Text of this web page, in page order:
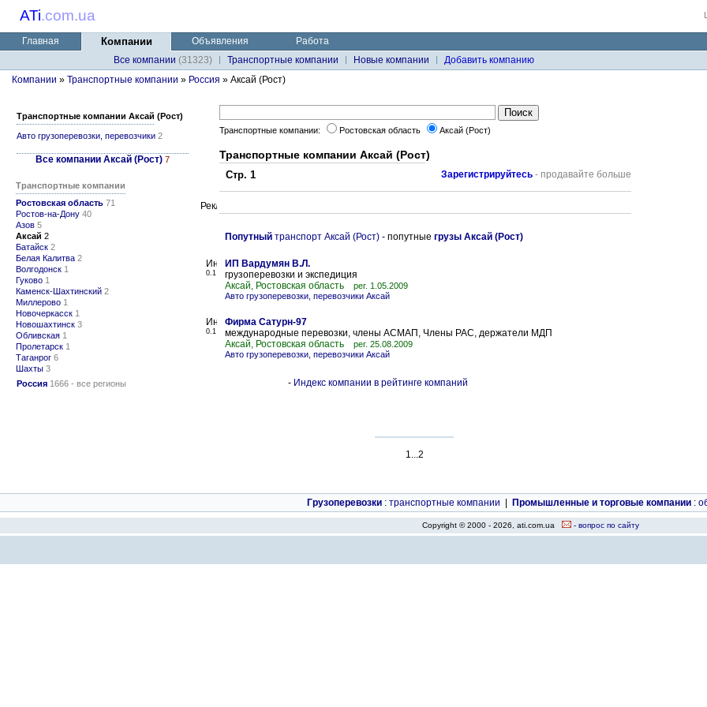
ATi.com.ua
Главная Компании Объявления
Работа
Все компании (31323) Транспортные компании Новые компании
Добавить компанию
Компании » Транспортные компании » Россия » Аксай (Рост)
Транспортные компании Аксай (Рост)
Авто грузоперевозки, перевозчики 2
Все компании Аксай (Рост) 7
Транспортные компании
Ростовская область 71
Ростов-на-Дону 40
Азов 5
Аксай 2
Батайск 2
Белая Калитва 2
Волгодонск 1
Гуково 1
Каменск-Шахтинский 2
Миллерово 1
Новочеркасск 1
Новошахтинск 3
Обливская 1
Пролетарск 1
Таганрог 6
Шахты 3
Россия 1666 - все регионы
Транспортные компании: Ростовская область Аксай (Рост)
Транспортные компании Аксай (Рост)
Стр. 1 Зарегистрируйтесь - продавайте больше
Попутный транспорт Аксай (Рост) - попутные грузы Аксай (Рост)
0.1
ИП Вардумян В.Л.
грузоперевозки и экспедиция
Аксай, Ростовская область
рег. 1.05.2009
Авто грузоперевозки, перевозчики Аксай
0.1
Фирма Сатурн-97
международные перевозки, члены АСМАП, Члены РАС, держатели МДП
Аксай, Ростовская область
рег. 25.08.2009
Авто грузоперевозки, перевозчики Аксай
- Индекс компании в рейтинге компаний
1...2
Грузоперевозки : транспортные компании Промышленные и торговые компании :
Copyright © 2000 - 2026, ati.com.ua - вопрос по сайту